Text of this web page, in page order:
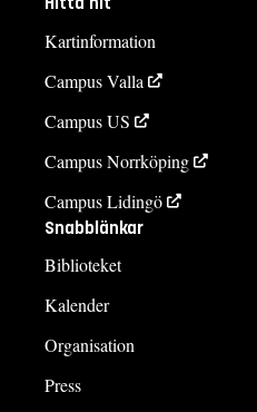
Kartinformation
Campus Valla
Campus US
Campus Norrköping
Campus Lidingö
Snabblänkar
Biblioteket
Kalender
Organisation
Press